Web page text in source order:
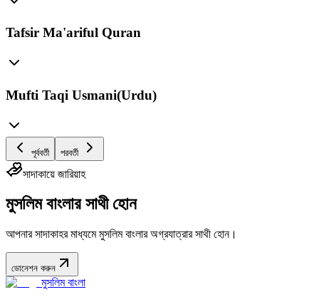
Tafsir Ma'ariful Quran
Mufti Taqi Usmani(Urdu)
পূর্ববর্তী পরবর্তী
সাদাকায়ে জারিয়াহ
মুসলিম বাংলার সাথী হোন
আপনার সাদাকাহর মাধ্যমে মুসলিম বাংলার অগ্রযাত্রার সাথী হোন।
ডোনেশন করুন
মুসলিম বাংলা